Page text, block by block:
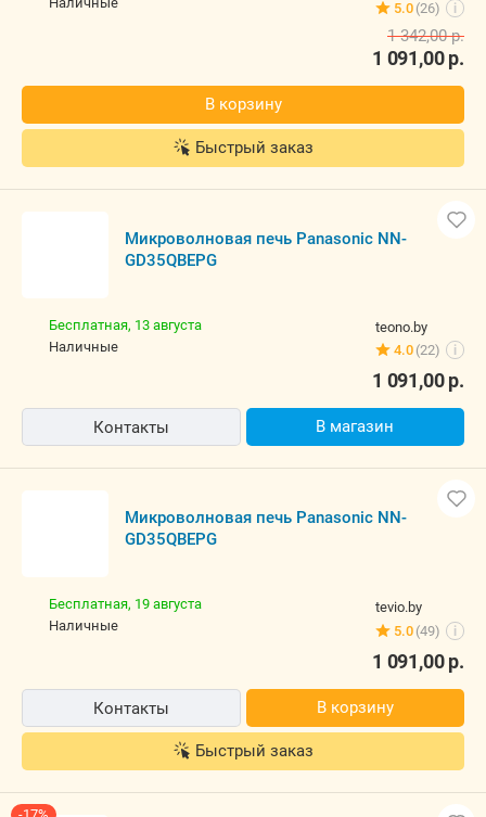
Изготовитель, гарантийный срок.
yoursale
5.0 (26) i
1 091,00р.
р.
В корзину
Микроволновая печь Panasonic NN-GD35QBEPG
teono.by
4.0(22) i
Бесплатная,
1 091,00р.
Контакты В магазин
tevio.by
Бесплатная,19 августа
1 091,00р.